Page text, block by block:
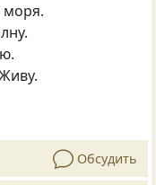
моря.
Обсудить